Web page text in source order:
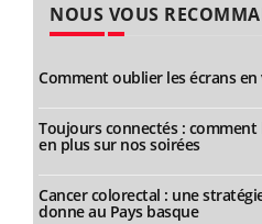
NOUS VOUS
Comment oublier les écrans en
Toujours connectés :
en plus sur nos soirées
Cancer colorectal : une
donne au Pays basque